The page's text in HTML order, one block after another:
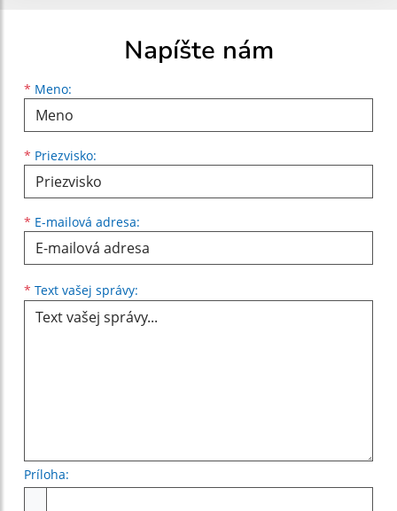
Napíšte nám
* Meno:
Meno
* Priezvisko:
Priezvisko
* E-mailová adresa:
E-mailová adresa
* Text vašej správy:
Príloha: